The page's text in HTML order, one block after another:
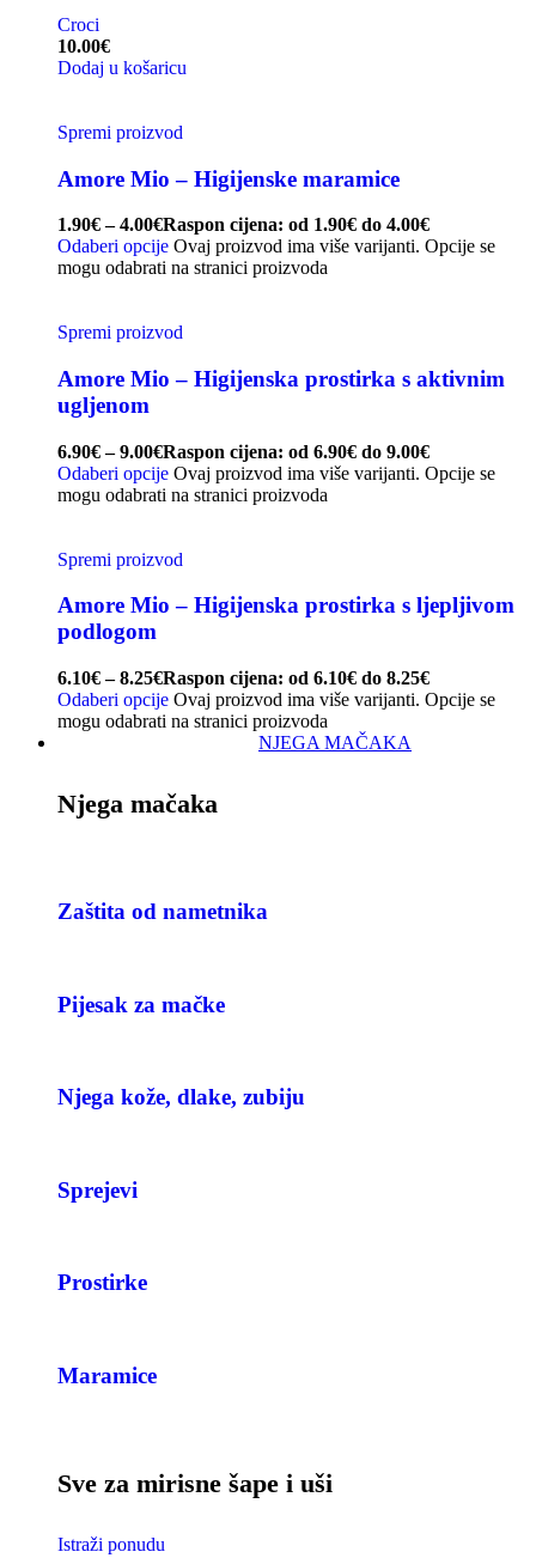
Croci
10.00€
Dodaj u košaricu
Spremi proizvod
Amore Mio – Higijenske maramice
1.90€ – 4.00€Raspon cijena: od 1.90€ do 4.00€
Odaberi opcije Ovaj proizvod ima više varijanti. Opcije se
mogu odabrati na stranici proizvoda
Spremi proizvod
Amore Mio – Higijenska prostirka s aktivnim
ugljenom
6.90€ – 9.00€Raspon cijena: od 6.90€ do 9.00€
Odaberi opcije Ovaj proizvod ima više varijanti. Opcije se
mogu odabrati na stranici proizvoda
Spremi proizvod
Amore Mio – Higijenska prostirka s ljepljivom
podlogom
6.10€ – 8.25€Raspon cijena: od 6.10€ do 8.25€
Odaberi opcije Ovaj proizvod ima više varijanti. Opcije se
mogu odabrati na stranici proizvoda
NJEGA MAČAKA
Njega mačaka
Zaštita od nametnika
Pijesak za mačke
Njega kože, dlake, zubiju
Sprejevi
Prostirke
Maramice
Sve za mirisne šape i uši
Istraži ponudu